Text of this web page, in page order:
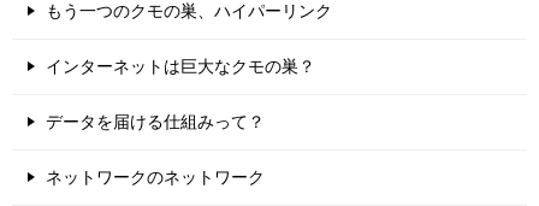
もう一つのクモの巣、ハイパーリンク
インターネットは巨大なクモの巣？
データを届ける仕組みって？
ネットワークのネットワーク